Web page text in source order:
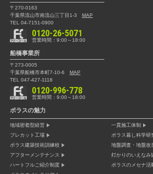
〒270-0163
千葉県流山市南流山三丁目1-3
MAP
TEL 04-7151-0900
0120-26-5071
営業時間：9:00～18:00
船橋事業所
〒273-0005
千葉県船橋市本町7-10-6
MAP
TEL 047-427-1118
0120-996-778
営業時間：9:00～18:00
ポラスの魅力
地域密着型経営
一貫施工体制
プレカット工場
ポラス暮し科学研
ポラス建築技術訓練校
地盤調査・地盤改
アフターメンテナンス
灯かりのいえなみ
ハートフルご紹介制度
ポラスのメセナ活